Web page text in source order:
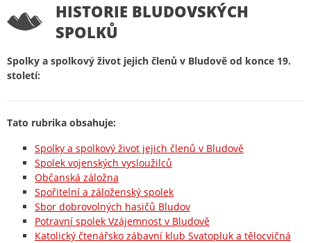
HISTORIE BLUDOVSKÝCH
SPOLKŮ
Spolky a spolkový život jejich členů v Bludově od konce 19.
století:
Tato rubrika obsahuje:
Spolky a spolkový život jejich členů v Bludově
Spolek vojenských vysloužilců
Občanská záložna
Spořitelní a záloženský spolek
Sbor dobrovolných hasičů Bludov
Potravní spolek Vzájemnost v Bludově
Katolický čtenářsko zábavní klub Svatopluk a tělocvičná